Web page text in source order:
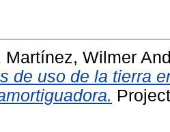
Martínez, Wilmer
de uso de la tierra